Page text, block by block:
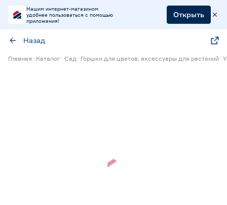
Нашим интернет-магазином
удобнее пользоваться с помощью
приложения!
Открыть
Назад
Главная Каталог Сад Горшки для цветов, аксессуары для растений